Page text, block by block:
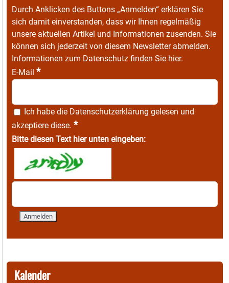
Durch Anklicken des Buttons „Anmelden“ erklären Sie
sich damit einverstanden, dass wir Ihnen regelmäßig
unsere aktuellen Artikel und Informationen zusenden. Sie
können sich jederzeit von diesem Newsletter abmelden.
Informationen zum Datenschutz finden Sie hier.
E-Mail *
Ich habe die Datenschutzerklärung gelesen und
akzeptiere diese. *
Bitte diesen Text hier unten eingeben:
Kalender